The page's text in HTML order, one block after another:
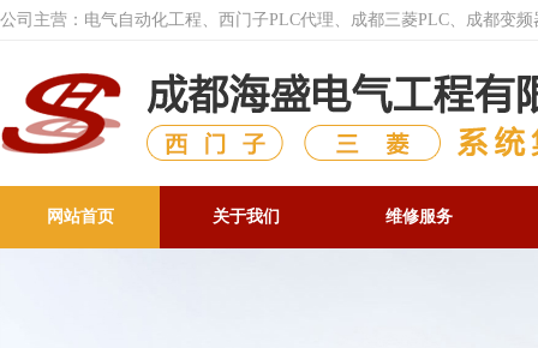
公司主营：电气自动化工程、西门子PLC代理、成都三菱PLC、成都变
网站首页 关于我们 维修服务